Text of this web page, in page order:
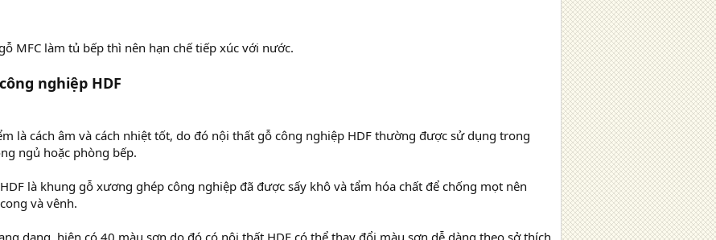
MFC làm tủ bếp thì nên hạn chế tiếp xúc với nước.
nghiệp HDF
là cách âm và cách nhiệt tốt, do đó nội thất gỗ công nghiệp HDF thường được sử dụng trong
ngủ hoặc phòng bếp.
là khung gỗ xương ghép công nghiệp đã được sấy khô và tẩm hóa chất để chống mọt nên
và vênh.
dạng, hiện có 40 màu sơn do đó có nội thất HDF có thể thay đổi màu sơn dễ dàng theo sở thích